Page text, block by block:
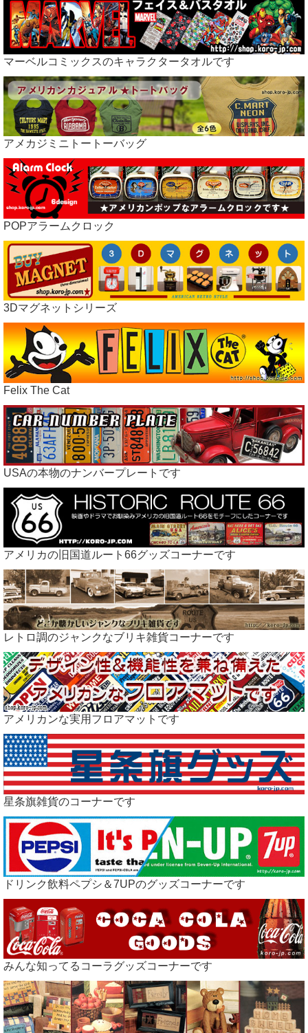
マーベルコミックスのキャラクタータオルです
アメカジミニトートーバッグ
POPアラームクロック
3Dマグネットシリーズ
Felix The Cat
USAの本物のナンバープレートです
アメリカの旧国道ルート66グッズコーナーです
レトロ調のジャンクなブリキ雑貨コーナーです
アメリカンな実用フロアマットです
星条旗雑貨のコーナーです
ドリンク飲料ペプシ＆7UPのグッズコーナーです
みんな知ってるコーラグッズコーナーです